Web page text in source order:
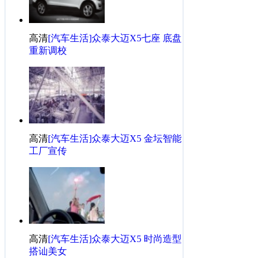
高清[汽车生活]众泰大迈X5七座 底盘
重新调校
高清[汽车生活]众泰大迈X5 金坛智能
工厂宣传
高清[汽车生活]众泰大迈X5 时尚造型
搭讪美女